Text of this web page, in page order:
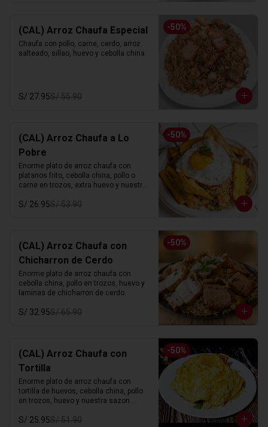
-50%
(CAL) Arroz Chaufa Especial
Chaufa con pollo, carne, cerdo, arroz
salteado, sillao, huevo y cebolla china.
S/ 27.95S/ 55.90
-50%
(CAL) Arroz Chaufa a Lo
Pobre
Enorme plato de arroz chaufa con
platanos frito, cebolla china, pollo o
carne en trozos, extra huevo y nuestra
S/ 26.95S/ 53.90
-50%
(CAL) Arroz Chaufa con
Chicharron de Cerdo
Enorme plato de arroz chaufa con
cebolla china, pollo en trozos, huevo y
laminas de chicharron de cerdo.
S/ 32.95S/ 65.90
-50%
(CAL) Arroz Chaufa con
Tortilla
Enorme plato de arroz chaufa con
tortilla de huevos, cebolla china, pollo
en trozos, huevo y nuestra sazon
S/ 25.95S/ 51.90